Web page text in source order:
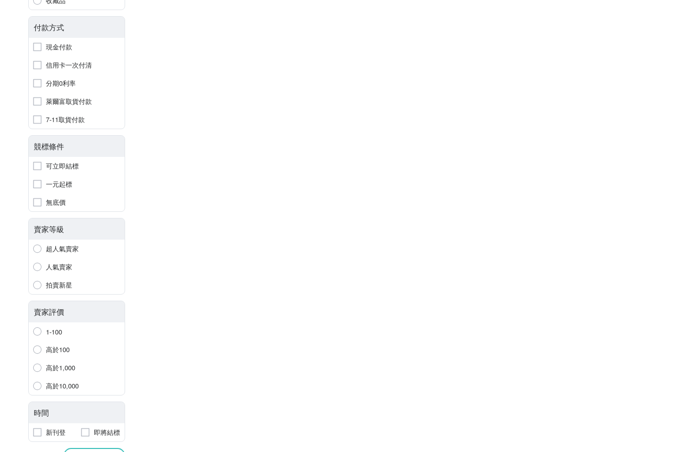
付款方式
現金付款
信用卡一次付清
分期0利率
萊爾富取貨付款
7-11取貨付款
競標條件
可立即結標
一元起標
無底價
賣家等級
超人氣賣家
人氣賣家
拍賣新星
賣家評價
1-100
高於100
高於1,000
高於10,000
時間
新刊登 即將結標